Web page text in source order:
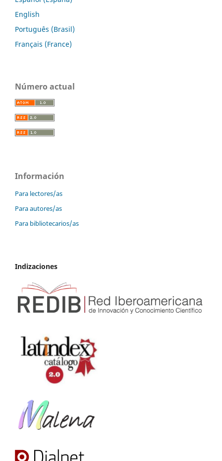
English
Português (Brasil)
Français (France)
Número actual
Información
Para lectores/as
Para autores/as
Para bibliotecarios/as
Indizaciones